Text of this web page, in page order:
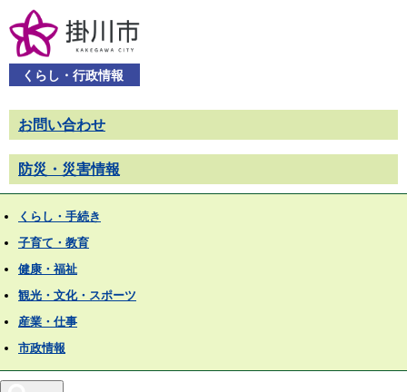
くらし・行政情報
お問い合わせ
防災・災害情報
くらし・手続き
子育て・教育
健康・福祉
観光・文化・スポーツ
産業・仕事
市政情報